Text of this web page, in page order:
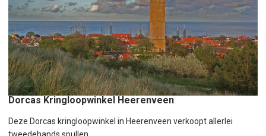
Dorcas Kringloopwinkel Heerenveen
Deze Dorcas kringloopwinkel in Heerenveen verkoopt allerlei